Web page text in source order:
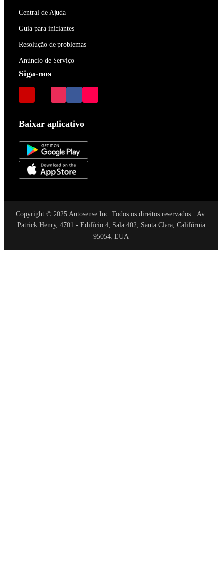
Central de Ajuda
Guia para iniciantes
Resolução de problemas
Anúncio de Serviço
Siga-nos
Baixar aplicativo
Copyright © 2025 Autosense Inc. Todos os direitos reservados · Av.
Patrick Henry, 4701 - Edifício 4, Sala 402, Santa Clara, Califórnia
95054, EUA